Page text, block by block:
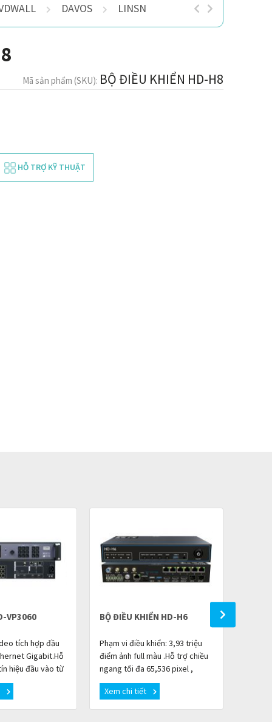
DAVOS LINSN KYSTAR
Mã sản phẩm (SKU): BỘ ĐIỀU KHIỂN HD-H8
HỖ TRỢ KỸ THUẬT
VP3060
tích hợp đầu
Gigabit.Hỗ
hiệu đầu vào từ
số điểm
triệu pix
BỘ ĐIỀU KHIỂN HD-H6
Phạm vi điều khiển: 3,93 triệu
điểm ảnh full màu .Hỗ trợ chiều
ngang tối đa 65,536 pixel ,
chiều cao tối đa 8192 pixel
.2 đầu vào HDMI 1.4,Một cổng
Xem chi tiết